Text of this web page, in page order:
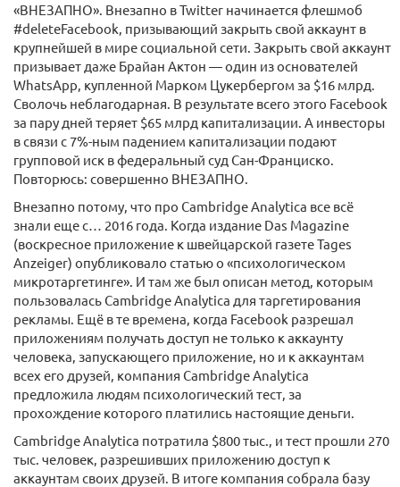
«ВНЕЗАПНО». Внезапно в Twitter начинается флешмоб
#deleteFacebook, призывающий закрыть свой аккаунт в
крупнейшей в мире социальной сети. Закрыть свой аккаунт
призывает даже Брайан Актон — один из основателей
WhatsApp, купленной Марком Цукербергом за $16 млрд.
Сволочь неблагодарная. В результате всего этого Facebook
за пару дней теряет $65 млрд капитализации. А инвесторы
в связи с 7%-ным падением капитализации подают
групповой иск в федеральный суд Сан-Франциско.
Повторюсь: совершенно ВНЕЗАПНО.
Внезапно потому, что про Cambridge Analytica все всё
знали еще с… 2016 года. Когда издание Das Magazine
(воскресное приложение к швейцарской газете Tages
Anzeiger) опубликовало статью о «психологическом
микротаргетинге». И там же был описан метод, которым
пользовалась Cambridge Analytica для таргетирования
рекламы. Ещё в те времена, когда Facebook разрешал
приложениям получать доступ не только к аккаунту
человека, запускающего приложение, но и к аккаунтам
всех его друзей, компания Cambridge Analytica
предложила людям психологический тест, за
прохождение которого платились настоящие деньги.
Cambridge Analytica потратила $800 тыс., и тест прошли 270
тыс. человек, разрешивших приложению доступ к
аккаунтам своих друзей. В итоге компания собрала базу